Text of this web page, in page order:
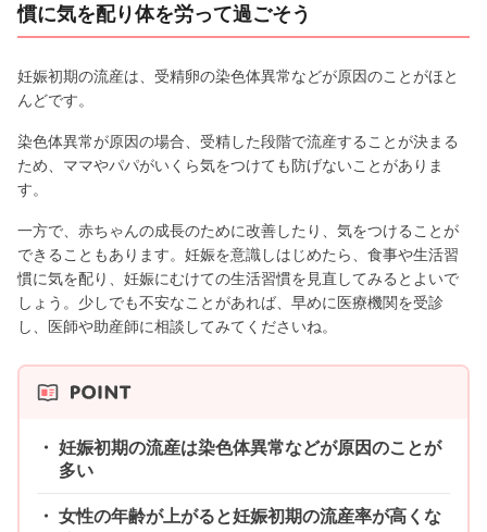
慣に気を配り体を労って過ごそう
妊娠初期の流産は、受精卵の染色体異常などが原因のことがほと
んどです。
染色体異常が原因の場合、受精した段階で流産することが決まる
ため、ママやパパがいくら気をつけても防げないことがありま
す。
一方で、赤ちゃんの成長のために改善したり、気をつけることが
できることもあります。妊娠を意識しはじめたら、食事や生活習
慣に気を配り、妊娠にむけての生活習慣を見直してみるとよいで
しょう。少しでも不安なことがあれば、早めに医療機関を受診
し、医師や助産師に相談してみてくださいね。
妊娠初期の流産は染色体異常などが原因のことが
多い
女性の年齢が上がると妊娠初期の流産率が高くな